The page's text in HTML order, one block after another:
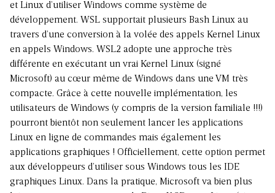
et Linux d’utiliser Windows comme système de
développement. WSL supportait plusieurs Bash Linux au
travers d’une conversion à la volée des appels Kernel Linux
en appels Windows. WSL2 adopte une approche très
différente en exécutant un vrai Kernel Linux (signé
Microsoft) au cœur même de Windows dans une VM très
compacte. Grâce à cette nouvelle implémentation, les
utilisateurs de Windows (y compris de la version familiale !!!)
pourront bientôt non seulement lancer les applications
Linux en ligne de commandes mais également les
applications graphiques ! Officiellement, cette option permet
aux développeurs d’utiliser sous Windows tous les IDE
graphiques Linux. Dans la pratique, Microsoft va bien plus